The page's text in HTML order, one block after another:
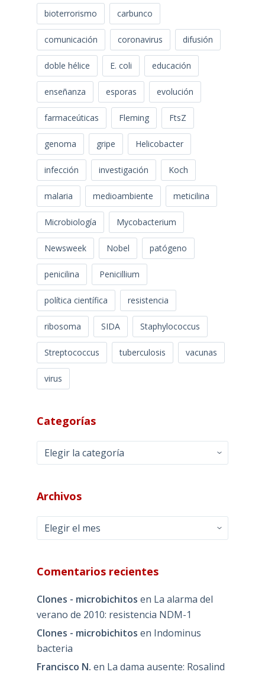
bioterrorismo carbunco
comunicación coronavirus difusión
doble hélice E. coli educación
enseñanza esporas evolución
farmaceúticas Fleming FtsZ
genoma gripe Helicobacter
infección investigación Koch
malaria medioambiente meticilina
Microbiología Mycobacterium
Newsweek Nobel patógeno
penicilina Penicillium
política científica resistencia
ribosoma SIDA Staphylococcus
Streptococcus tuberculosis vacunas
virus
Categorías
Categorías
Archivos
Archivos
Comentarios recientes
Clones - microbichitos en La alarma del
verano de 2010: resistencia NDM-1
Clones - microbichitos en Indominus
bacteria
Francisco N. en La dama ausente: Rosalind